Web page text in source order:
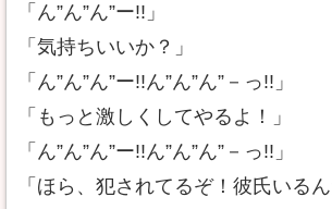
「ん”ん”ん”ー!!」
「気持ちいいか？」
「ん”ん”ん”ー!!ん”ん”ん”－っ!!」
「もっと激しくしてやるよ！」
「ん”ん”ん”ー!!ん”ん”ん”－っ!!」
「ほら、犯されてるぞ！彼氏いる